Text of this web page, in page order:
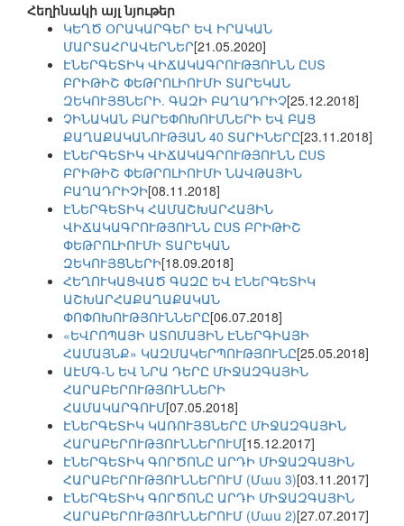
Հեղինակի այլ նյութեր
ԿԵՂԾ ՕՐԱԿԱՐԳԵՐ ԵՎ ԻՐԱԿԱՆ
ՄԱՐՏԱՀՐԱՎԵՐՆԵՐ[21.05.2020]
ԷՆԵՐԳԵՏԻԿ ՎԻՃԱԿԱԳՐՈՒԹՅՈՒՆՆ ԸՍՏ
ԲՐԻԹԻՇ ՓԵԹՐՈԼԻՈՒՄԻ ՏԱՐԵԿԱՆ
ԶԵԿՈՒՅՑՆԵՐԻ. ԳԱԶԻ ԲԱՂԱԴՐԻՉ[25.12.2018]
ՉԻՆԱԿԱՆ ԲԱՐԵՓՈԽՈՒՄՆԵՐԻ ԵՎ ԲԱՑ
ՔԱՂԱՔԱԿԱՆՈՒԹՅԱՆ 40 ՏԱՐԻՆԵՐԸ[23.11.2018]
ԷՆԵՐԳԵՏԻԿ ՎԻՃԱԿԱԳՐՈՒԹՅՈՒՆՆ ԸՍՏ
ԲՐԻԹԻՇ ՓԵԹՐՈԼԻՈՒՄԻ ՆԱՎԹԱՅԻՆ
ԲԱՂԱԴՐԻՉԻ[08.11.2018]
ԷՆԵՐԳԵՏԻԿ ՀԱՄԱՇԽԱՐՀԱՅԻՆ
ՎԻՃԱԿԱԳՐՈՒԹՅՈՒՆՆ ԸՍՏ ԲՐԻԹԻՇ
ՓԵԹՐՈԼԻՈՒՄԻ ՏԱՐԵԿԱՆ
ԶԵԿՈՒՅՑՆԵՐԻ[18.09.2018]
ՀԵՂՈՒԿԱՑՎԱԾ ԳԱԶԸ ԵՎ ԷՆԵՐԳԵՏԻԿ
ԱՇԽԱՐՀԱՔԱՂԱՔԱԿԱՆ
ՓՈՓՈԽՈՒԹՅՈՒՆՆԵՐԸ[06.07.2018]
«ԵՎՐՈՊԱՅԻ ԱՏՈՄԱՅԻՆ ԷՆԵՐԳԻԱՅԻ
ՀԱՄԱՅՆՔ» ԿԱԶՄԱԿԵՐՊՈՒԹՅՈՒՆԸ[25.05.2018]
ԱԷՄԳ-Ն ԵՎ ՆՐԱ ԴԵՐԸ ՄԻՋԱԶԳԱՅԻՆ
ՀԱՐԱԲԵՐՈՒԹՅՈՒՆՆԵՐԻ
ՀԱՄԱԿԱՐԳՈՒՄ[07.05.2018]
ԷՆԵՐԳԵՏԻԿ ԿԱՌՈՒՅՑՆԵՐԸ ՄԻՋԱԶԳԱՅԻՆ
ՀԱՐԱԲԵՐՈՒԹՅՈՒՆՆԵՐՈՒՄ[15.12.2017]
ԷՆԵՐԳԵՏԻԿ ԳՈՐԾՈՆԸ ԱՐԴԻ ՄԻՋԱԶԳԱՅԻՆ
ՀԱՐԱԲԵՐՈՒԹՅՈՒՆՆԵՐՈՒՄ (Մաս 3)[03.11.2017]
ԷՆԵՐԳԵՏԻԿ ԳՈՐԾՈՆԸ ԱՐԴԻ ՄԻՋԱԶԳԱՅԻՆ
ՀԱՐԱԲԵՐՈՒԹՅՈՒՆՆԵՐՈՒՄ (Մաս 2)[27.07.2017]